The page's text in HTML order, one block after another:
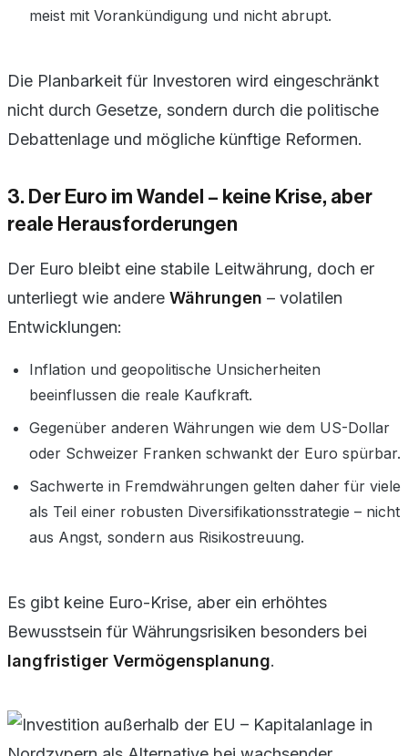
meist mit Vorankündigung und nicht abrupt.
Die Planbarkeit für Investoren wird eingeschränkt
nicht durch Gesetze, sondern durch die politische
Debattenlage und mögliche künftige Reformen.
3. Der Euro im Wandel – keine Krise, aber
reale Herausforderungen
Der Euro bleibt eine stabile Leitwährung, doch er
unterliegt wie andere Währungen – volatilen
Entwicklungen:
Inflation und geopolitische Unsicherheiten
beeinflussen die reale Kaufkraft.
Gegenüber anderen Währungen wie dem US-Dollar
oder Schweizer Franken schwankt der Euro spürbar.
Sachwerte in Fremdwährungen gelten daher für viele
als Teil einer robusten Diversifikationsstrategie – nicht
aus Angst, sondern aus Risikostreuung.
Es gibt keine Euro-Krise, aber ein erhöhtes
Bewusstsein für Währungsrisiken besonders bei
langfristiger Vermögensplanung.